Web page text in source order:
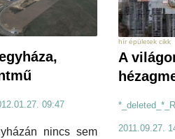
09:47
nincs sem
hír épületek cikk
A
2011.09.27.